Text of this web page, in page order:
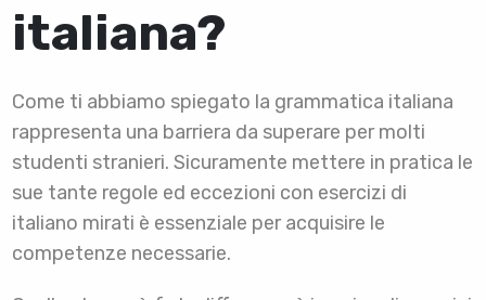
italiana?
Come ti abbiamo spiegato la grammatica italiana
rappresenta una barriera da superare per molti
studenti stranieri. Sicuramente mettere in pratica le
sue tante regole ed eccezioni con esercizi di
italiano mirati è essenziale per acquisire le
competenze necessarie.